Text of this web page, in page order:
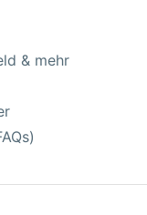
& mehr